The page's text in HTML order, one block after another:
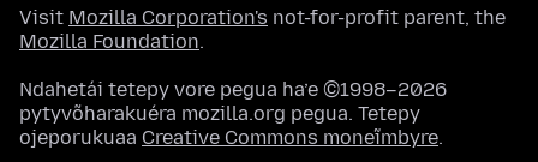
Visit Mozilla Corporation's not-for-profit parent, the
Mozilla Foundation.
Ndahetái tetepy vore pegua ha’e ©1998–2026
pytyvõharakuéra mozilla.org pegua. Tetepy
ojeporukuaa Creative Commons moneĩmbyre.